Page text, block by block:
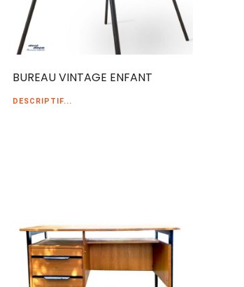
BUREAU VINTAGE ENFANT
DESCRIPTIF...